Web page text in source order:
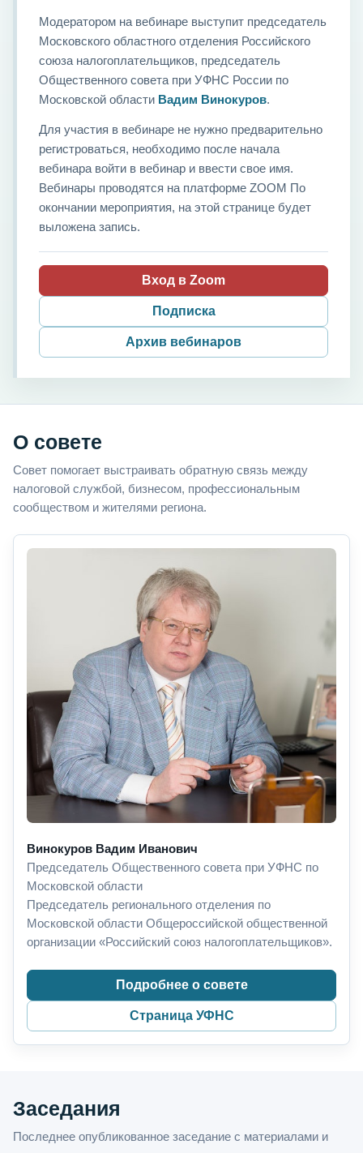
Модератором на вебинаре выступит председатель
Московского областного отделения Российского
союза налогоплательщиков, председатель
Общественного совета при УФНС России по
Московской области Вадим Винокуров.
Для участия в вебинаре не нужно предварительно
регистроваться, необходимо после начала
вебинара войти в вебинар и ввести свое имя.
Вебинары проводятся на платформе ZOOM По
окончании мероприятия, на этой странице будет
выложена запись.
Вход в Zoom
Подписка
Архив вебинаров
О совете
Совет помогает выстраивать обратную связь между
налоговой службой, бизнесом, профессиональным
сообществом и жителями региона.
Винокуров Вадим Иванович
Председатель Общественного совета при УФНС по
Московской области
Председатель регионального отделения по
Московской области Общероссийской общественной
организации «Российский союз налогоплательщиков».
Подробнее о совете
Страница УФНС
Заседания
Последнее опубликованное заседание с материалами и